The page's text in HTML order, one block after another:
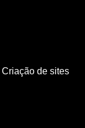
Criação de sites